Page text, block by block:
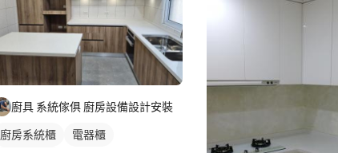
廚具 系統傢俱 廚房設備設計安裝
廚房系統櫃
電器櫃